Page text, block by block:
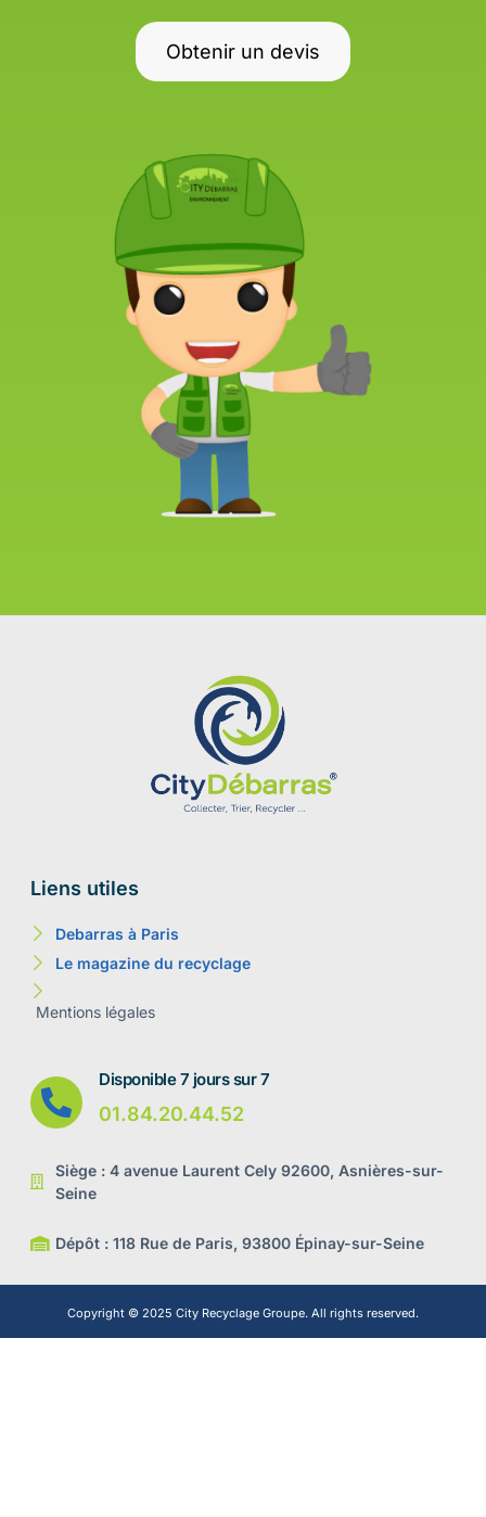
Obtenir un devis
Liens utiles
Debarras à Paris
Le magazine du recyclage
Mentions légales
Disponible 7 jours sur 7
01.84.20.44.52
Siège : 4 avenue Laurent Cely 92600, Asnières-sur-
Seine
Dépôt : 118 Rue de Paris, 93800 Épinay-sur-Seine
Copyright © 2025 City Recyclage Groupe. All rights reserved.